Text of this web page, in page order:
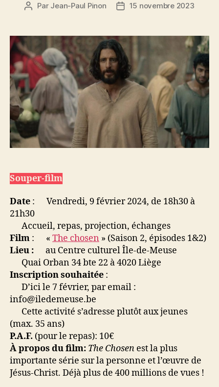
Auteur
Par Jean-Paul Pinon
Date15 novembre 2023
Souper-film
Date : Vendredi, 9 février 2024, de 18h30 à
21h30
Accueil, repas, projection, échanges
Film : « The chosen » (Saison 2, épisodes 1&2)
Lieu : au Centre culturel Île-de-Meuse
Quai Orban 34 bte 22 à 4020 Liège
Inscription souhaitée :
D’ici le 7 février, par email :
info@iledemeuse.be
Cette activité s’adresse plutôt aux jeunes
(max. 35 ans)
P.A.F. (pour le repas): 10€
À propos du film: The Chosen est la plus
importante série sur la personne et l’œuvre de
Jésus-Christ. Déjà plus de 400 millions de vues !